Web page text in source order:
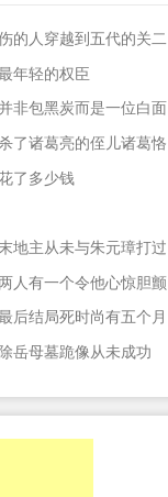
的人穿越到五代的关二
年轻的权臣
非包黑炭而是一位白面
了诸葛亮的侄儿诸葛恪
了多少钱
地主从未与朱元璋打过
人有一个令他心惊胆颤
后结局死时尚有五个月
岳母墓跪像从未成功